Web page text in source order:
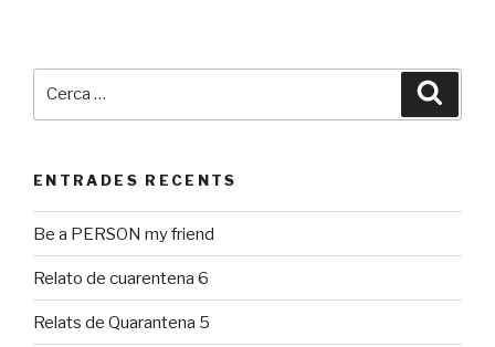
ENTRADES RECENTS
Be a PERSON my friend
Relato de cuarentena 6
Relats de Quarantena 5